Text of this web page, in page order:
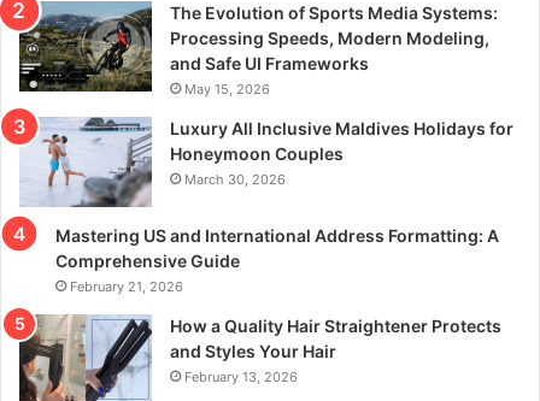
The Evolution of Sports Media Systems:
Processing Speeds, Modern Modeling,
and Safe UI Frameworks
May 15, 2026
Luxury All Inclusive Maldives Holidays for
Honeymoon Couples
March 30, 2026
Mastering US and International Address Formatting: A
Comprehensive Guide
February 21, 2026
How a Quality Hair Straightener Protects
and Styles Your Hair
February 13, 2026